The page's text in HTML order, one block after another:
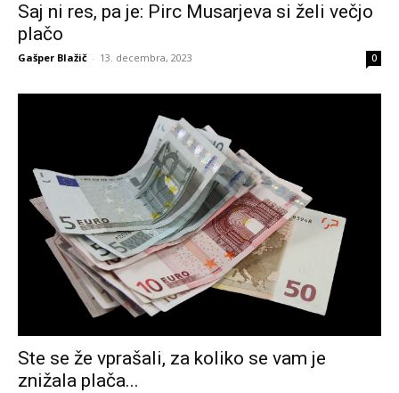
Saj ni res, pa je: Pirc Musarjeva si želi večjo
plačo
Gašper Blažič - 13. decembra, 2023 0
Ste se že vprašali, za koliko se vam je
znižala plača...